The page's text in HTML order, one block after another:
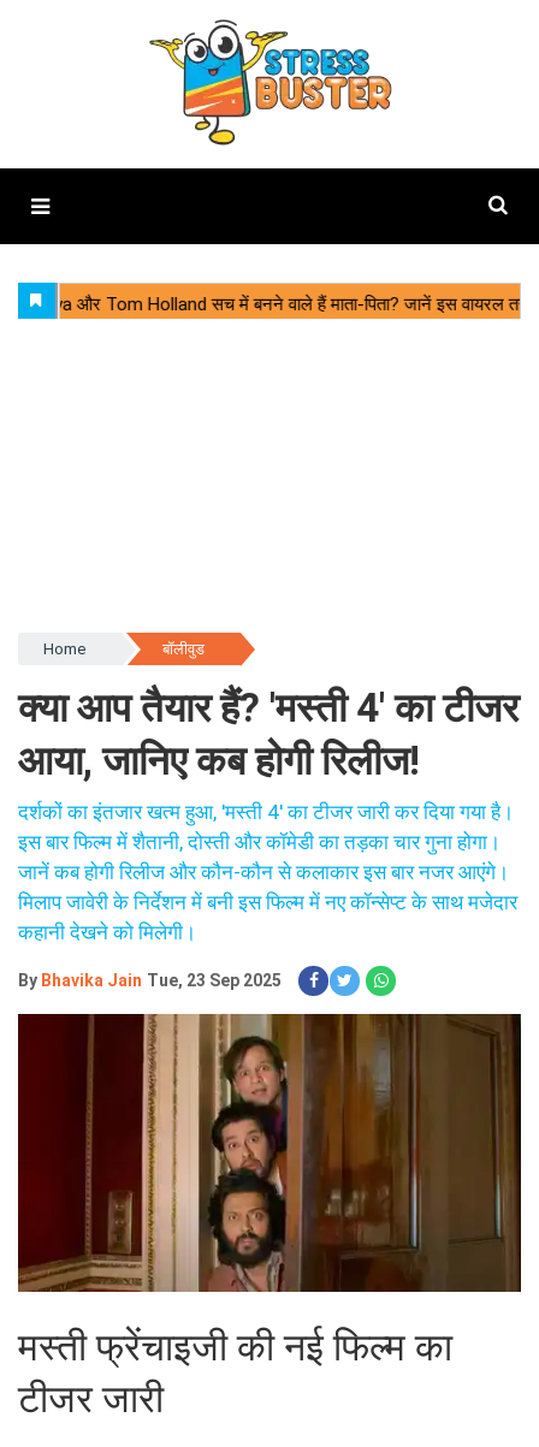
Home बॉलीवुड
क्या आप तैयार हैं? 'मस्ती 4' का टीजर
आया, जानिए कब होगी रिलीज!
दर्शकों का इंतजार खत्म हुआ, 'मस्ती 4' का टीजर जारी कर दिया गया है।
इस बार फिल्म में शैतानी, दोस्ती और कॉमेडी का तड़का चार गुना होगा।
जानें कब होगी रिलीज और कौन-कौन से कलाकार इस बार नजर आएंगे।
मिलाप जावेरी के निर्देशन में बनी इस फिल्म में नए कॉन्सेप्ट के साथ मजेदार
कहानी देखने को मिलेगी।
By Bhavika Jain Tue, 23 Sep 2025
मस्ती फ्रेंचाइजी की नई फिल्म का
टीजर जारी